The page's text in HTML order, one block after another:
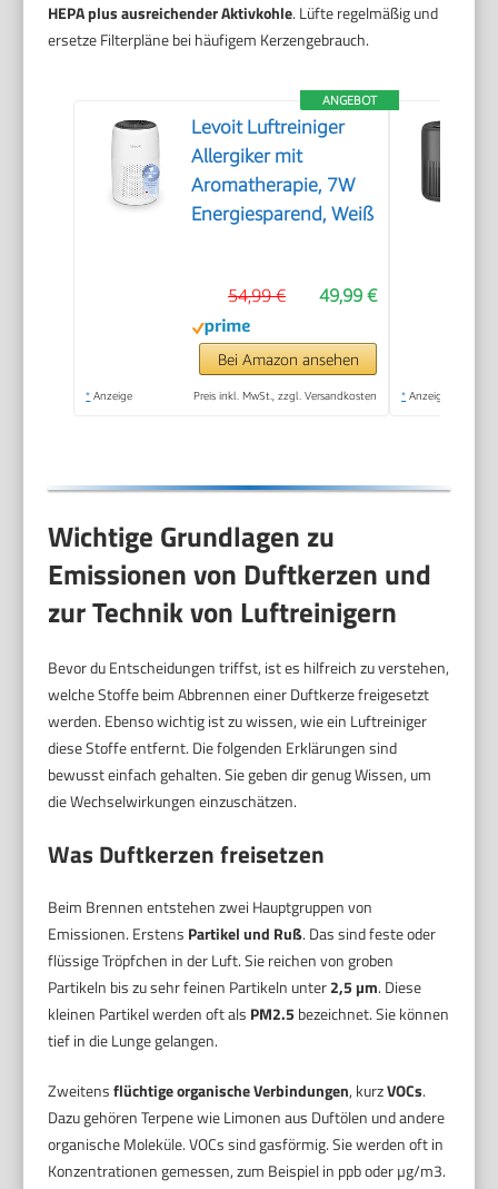
HEPA plus ausreichender Aktivkohle. Lüfte regelmäßig und
ersetze Filterpläne bei häufigem Kerzengebrauch.
ANGEBOT
Levoit Luftreiniger
Allergiker mit
Aromatherapie, 7W
Energiesparend, Weiß
49,99 €
54,99 €
Bei Amazon ansehen
* Anzeige Preis inkl. MwSt., zzgl. Versandkosten * Anzeige
Wichtige Grundlagen zu
Emissionen von Duftkerzen und
zur Technik von Luftreinigern
Bevor du Entscheidungen triffst, ist es hilfreich zu verstehen,
welche Stoffe beim Abbrennen einer Duftkerze freigesetzt
werden. Ebenso wichtig ist zu wissen, wie ein Luftreiniger
diese Stoffe entfernt. Die folgenden Erklärungen sind
bewusst einfach gehalten. Sie geben dir genug Wissen, um
die Wechselwirkungen einzuschätzen.
Was Duftkerzen freisetzen
Beim Brennen entstehen zwei Hauptgruppen von
Emissionen. Erstens Partikel und Ruß. Das sind feste oder
flüssige Tröpfchen in der Luft. Sie reichen von groben
Partikeln bis zu sehr feinen Partikeln unter2,5 µm. Diese
kleinen Partikel werden oft als PM2.5 bezeichnet. Sie können
tief in die Lunge gelangen.
Zweitensflüchtige organische Verbindungen, kurzVOCs.
Dazu gehören Terpene wie Limonen aus Duftölen und andere
organische Moleküle. VOCs sind gasförmig. Sie werden oft in
Konzentrationen gemessen, zum Beispiel in ppb oder µg/m3.